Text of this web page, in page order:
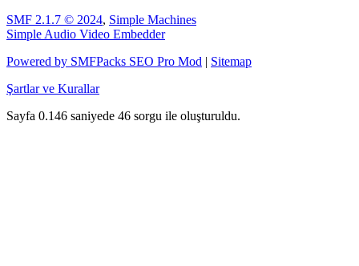
SMF 2.1.7 © 2024, Simple Machines
Simple Audio Video Embedder
Powered by SMFPacks SEO Pro Mod | Sitemap
Şartlar ve Kurallar
Sayfa 0.146 saniyede 46 sorgu ile oluşturuldu.